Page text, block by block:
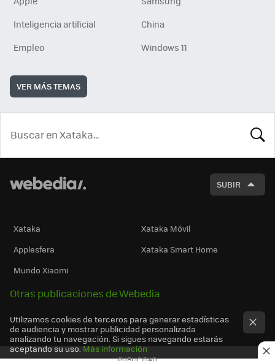
Inteligencia artificial
China
Empleo
Windows 11
VER MÁS TEMAS
SUBIR
Xataka
Xataka Móvil
Applesfera
Xataka Smart Home
Mundo Xiaomi
Otras publicaciones de Webedia
Utilizamos cookies de terceros para generar estadísticas
de audiencia y mostrar publicidad personalizada
analizando tu navegación. Si sigues navegando estarás
aceptando su uso. Más información